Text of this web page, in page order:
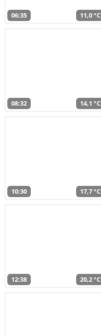
06:35 11,0 °C
08:32 14,1 °C
10:30 17,7 °C
12:38 20,2 °C